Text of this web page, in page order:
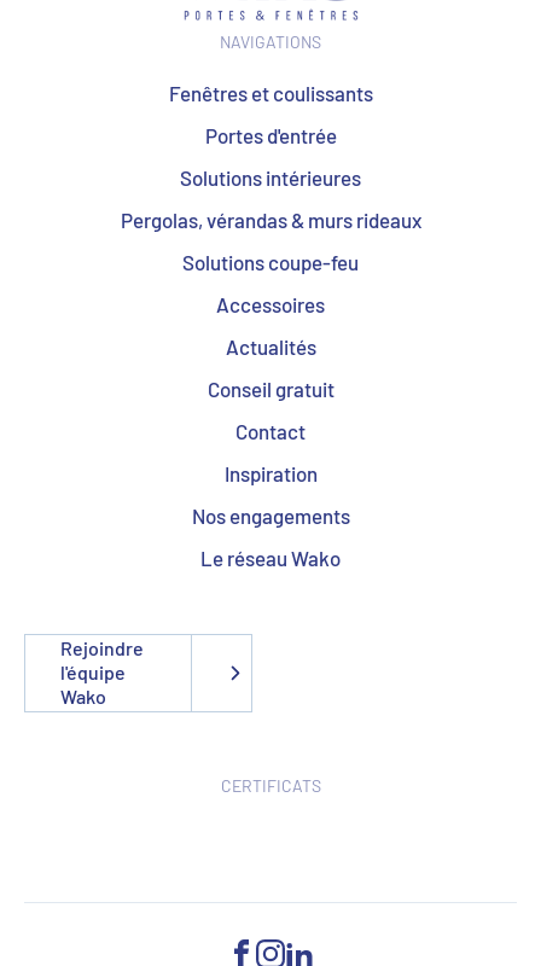
NAVIGATIONS
Fenêtres et coulissants
Portes d'entrée
Solutions intérieures
Pergolas, vérandas & murs rideaux
Solutions coupe-feu
Accessoires
Actualités
Conseil gratuit
Contact
Inspiration
Nos engagements
Le réseau Wako
Rejoindre
l'équipe
Wako
CERTIFICATS